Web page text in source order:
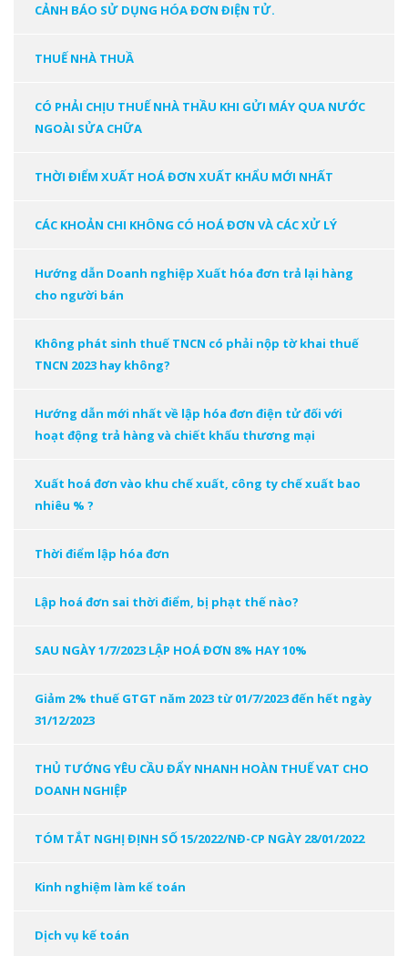
CẢNH BÁO SỬ DỤNG HÓA ĐƠN ĐIỆN TỬ.
THUẾ NHÀ THUẦ
CÓ PHẢI CHỊU THUẾ NHÀ THẦU KHI GỬI MÁY QUA NƯỚC
NGOÀI SỬA CHỮA
THỜI ĐIỂM XUẤT HOÁ ĐƠN XUẤT KHẨU MỚI NHẤT
CÁC KHOẢN CHI KHÔNG CÓ HOÁ ĐƠN VÀ CÁC XỬ LÝ
Hướng dẫn Doanh nghiệp Xuất hóa đơn trả lại hàng
cho người bán
Không phát sinh thuế TNCN có phải nộp tờ khai thuế
TNCN 2023 hay không?
Hướng dẫn mới nhất về lập hóa đơn điện tử đối với
hoạt động trả hàng và chiết khấu thương mại
Xuất hoá đơn vào khu chế xuất, công ty chế xuất bao
nhiêu % ?
Thời điểm lập hóa đơn
Lập hoá đơn sai thời điểm, bị phạt thế nào?
SAU NGÀY 1/7/2023 LẬP HOÁ ĐƠN 8% HAY 10%
Giảm 2% thuế GTGT năm 2023 từ 01/7/2023 đến hết ngày
31/12/2023
THỦ TƯỚNG YÊU CẦU ĐẨY NHANH HOÀN THUẾ VAT CHO
DOANH NGHIỆP
TÓM TẮT NGHỊ ĐỊNH SỐ 15/2022/NĐ-CP NGÀY 28/01/2022
Kinh nghiệm làm kế toán
Dịch vụ kế toán